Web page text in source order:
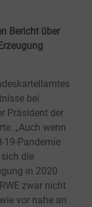
Bericht über
bei
Präsident der
„Auch wenn
19-Pandemie
die
in 2020
zwar nicht
vor nahe an